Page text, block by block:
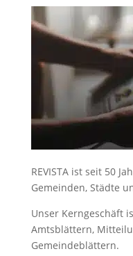
REVISTA ist seit 50
Gemeinden, Städte
Unser Kerngeschäft
Amtsblättern,
Gemeindeblättern.